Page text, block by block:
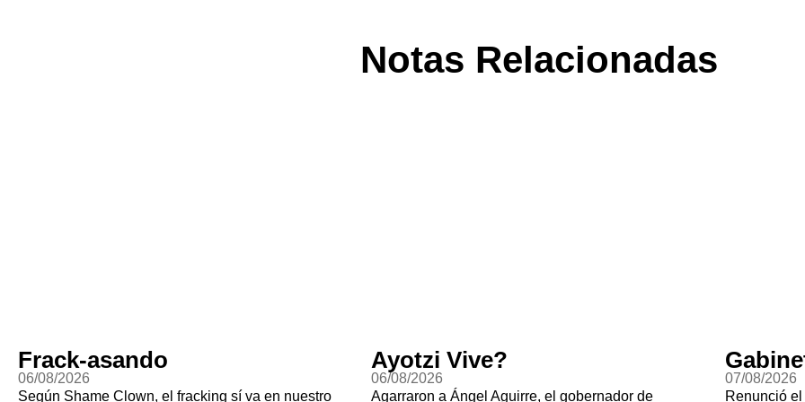
Notas Relacionadas
Frack-asando
06/08/2026
Según Shame Clown, el fracking sí va en nuestro
Ayotzi Vive?
06/08/2026
Agarraron a Ángel Aguirre, el gobernador de
07/08/2026
Renunció